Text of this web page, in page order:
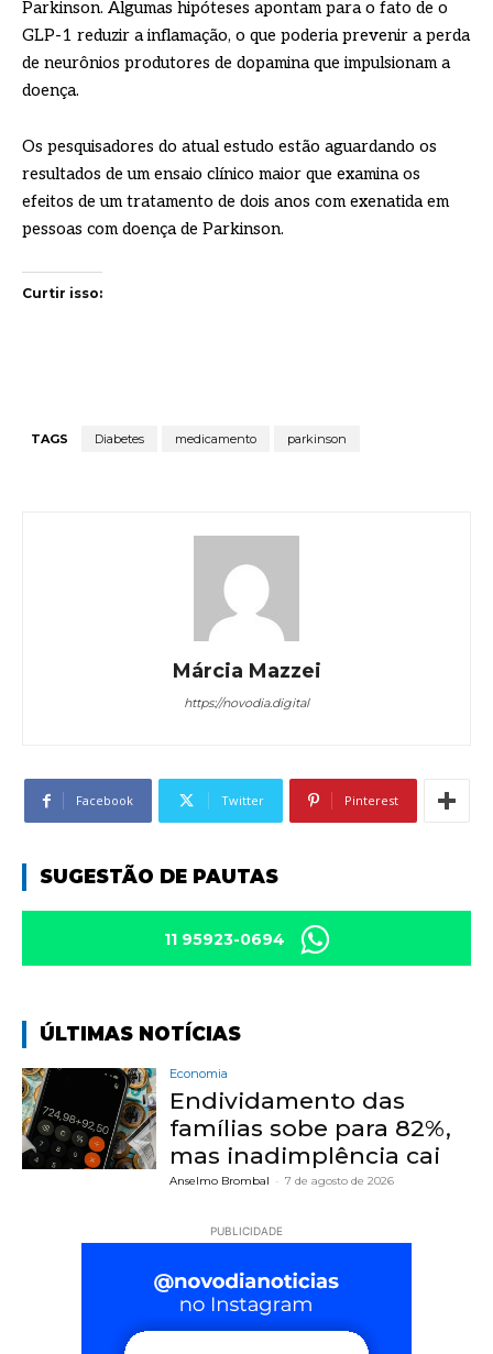
Parkinson. Algumas hipóteses apontam para o fato de o
GLP-1 reduzir a inflamação, o que poderia prevenir a perda
de neurônios produtores de dopamina que impulsionam a
doença.
Os pesquisadores do atual estudo estão aguardando os
resultados de um ensaio clínico maior que examina os
efeitos de um tratamento de dois anos com exenatida em
pessoas com doença de Parkinson.
Curtir isso:
TAGS Diabetes medicamento parkinson
Márcia Mazzei
https://novodia.digital
Facebook Twitter Pinterest
SUGESTÃO DE PAUTAS
11 95923-0694
ÚLTIMAS NOTÍCIAS
Economia
Endividamento das
famílias sobe para 82%,
mas inadimplência cai
Anselmo Brombal - 7 de agosto de 2026
PUBLICIDADE